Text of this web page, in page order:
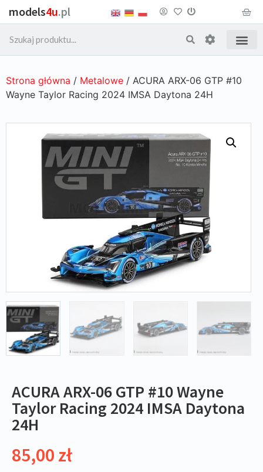
models4u.pl
Strona główna / Metalowe / ACURA ARX-06 GTP #10
Wayne Taylor Racing 2024 IMSA Daytona 24H
ACURA ARX-06 GTP #10 Wayne
Taylor Racing 2024 IMSA Daytona
24H
85,00 zł